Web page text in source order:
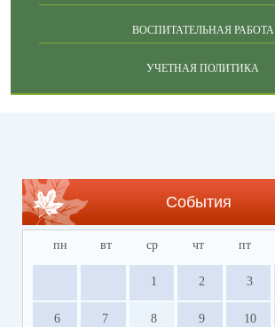
ВОСПИТАТЕЛЬНАЯ РАБОТА
УЧЕТНАЯ ПОЛИТИКА
События
пн вт ср чт пт
1 2 3
6 7 8 9 10